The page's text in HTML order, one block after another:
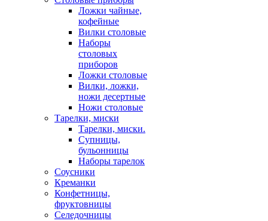
Ложки чайные,
кофейные
Вилки столовые
Наборы
столовых
приборов
Ложки столовые
Вилки, ложки,
ножи десертные
Ножи столовые
Тарелки, миски
Тарелки, миски.
Супницы,
бульонницы
Наборы тарелок
Соусники
Креманки
Конфетницы,
фруктовницы
Селедочницы